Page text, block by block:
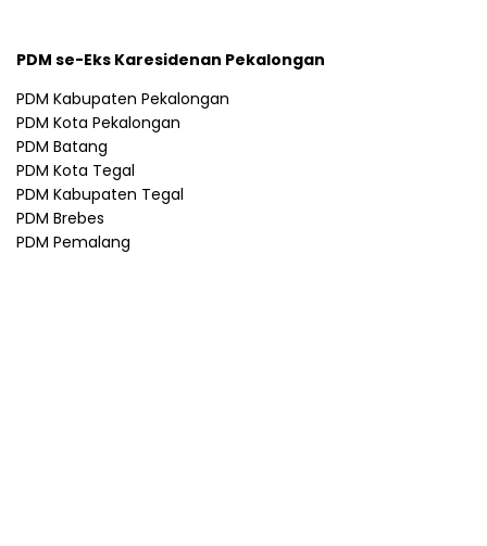
PDM se-Eks Karesidenan Pekalongan
PDM Kabupaten Pekalongan
PDM Kota Pekalongan
PDM Batang
PDM Kota Tegal
PDM Kabupaten Tegal
PDM Brebes
PDM Pemalang